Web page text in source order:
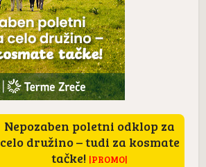
Nepozaben poletni odklop za
celo družino – tudi za kosmate
tačke! |PROMO|